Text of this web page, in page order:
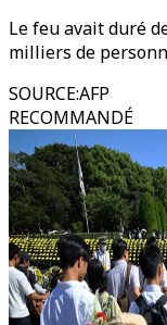
Le feu avait duré
milliers de
SOURCE:AFP
RECOMMANDÉ